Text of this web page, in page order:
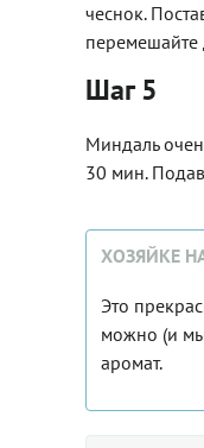
чеснок.
перемешайте
Шаг 5
Миндаль
30 мин.
ХОЗЯЙКЕ
Это
можно (и мы
аромат.